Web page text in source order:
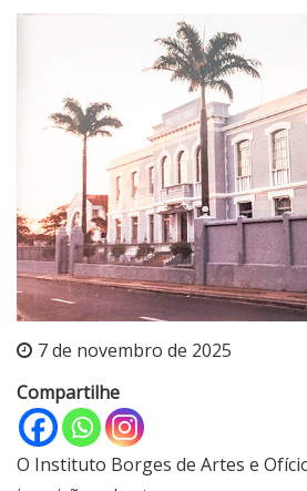
7 de novembro de 2025
Compartilhe
O Instituto Borges de Artes e